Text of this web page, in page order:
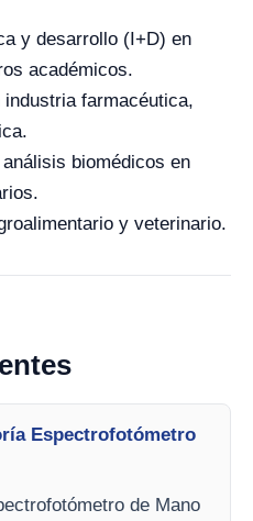
y desarrollo (I+D) en
académicos.
farmacéutica,
biomédicos en
y veterinario.
Espectrofotómetro
de Mano